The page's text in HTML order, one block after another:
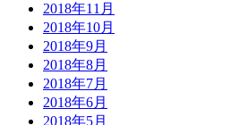
2018年11月
2018年10月
2018年9月
2018年8月
2018年7月
2018年6月
2018年5月